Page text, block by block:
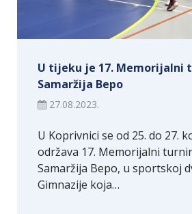
U tijeku je 17. Memorijalni
Samaržija Bepo
27.08.2023.
U Koprivnici se od 25. do 27.
održava 17. Memorijalni
Samaržija Bepo, u sportskoj
Gimnazije koja…